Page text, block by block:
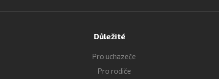
Důležité
Pro uchazeče
Pro rodiče